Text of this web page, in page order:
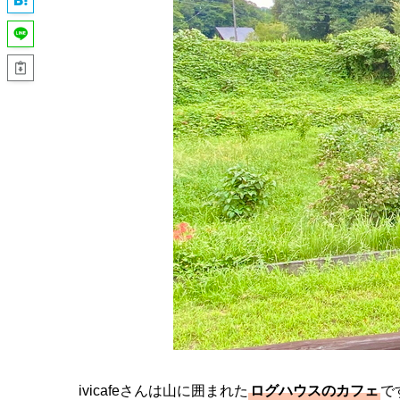
ivicafeさんは山に囲まれた ログハウスのカフェ